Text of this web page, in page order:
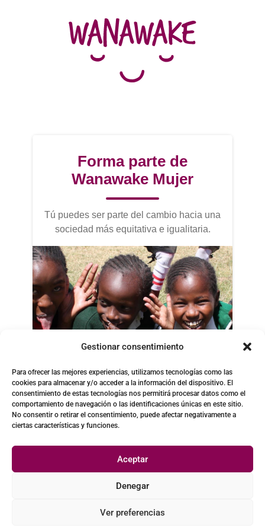
Gestionar consentimiento
Para ofrecer las mejores experiencias, utilizamos tecnologías como las
cookies para almacenar y/o acceder a la información del dispositivo. El
consentimiento de estas tecnologías nos permitirá procesar datos como el
comportamiento de navegación o las identificaciones únicas en este sitio.
No consentir o retirar el consentimiento, puede afectar negativamente a
ciertas características y funciones.
Aceptar
Denegar
Ver preferencias